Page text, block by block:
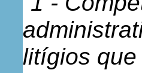
litígios